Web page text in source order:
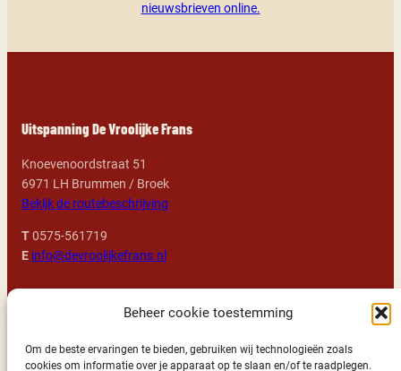
Beheer cookie toestemming
Om de beste ervaringen te bieden, gebruiken wij technologieën zoals
cookies om informatie over je apparaat op te slaan en/of te raadplegen.
nieuwsbrieven online.
Uitspanning De Vroolijke Frans
Knoevenoordstraat 51
6971 LH Brummen / Broek
Bekijk de routebeschrijving
T0575-561719
E info@devroolijkefrans.nl